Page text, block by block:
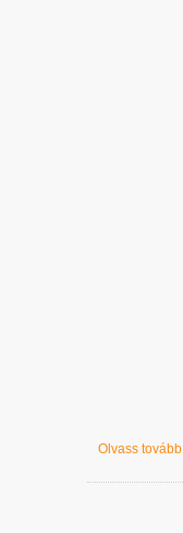
Olvass tovább